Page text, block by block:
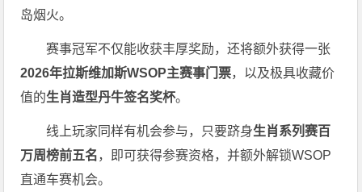
岛烟火。
赛事冠军不仅能收获丰厚奖励，还将额外获得一张
2026年拉斯维加斯WSOP主赛事门票，以及极具收藏价
值的生肖造型丹牛签名奖杯。
线上玩家同样有机会参与，只要跻身生肖系列赛百
万周榜前五名，即可获得参赛资格，并额外解锁WSOP
直通车赛机会。